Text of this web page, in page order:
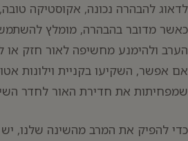
לדאוג להבהרה נכונה, אקוסטיקה
כאשר מדובר בהבהרה, מומלץ
הערב ולהימנע מחשיפה לאור חזק או
אם אפשר, השקיעו בקניית וילונות
שמפחיתות את חדירת האור לחדר
כדי להפיק את המרב מהשינה שלנו,